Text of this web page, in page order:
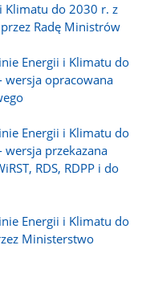
Klimatu do 2030 r. z
Radę Ministrów
Energii i Klimatu do
wersja opracowana
Energii i Klimatu do
przekazana
RDS, RDPP i do
Energii i Klimatu do
Ministerstwo